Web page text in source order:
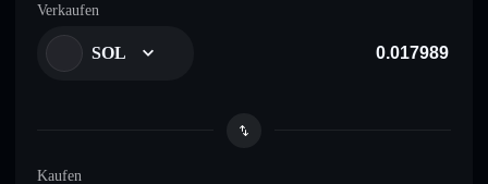
Verkaufen
SOL
Kaufen